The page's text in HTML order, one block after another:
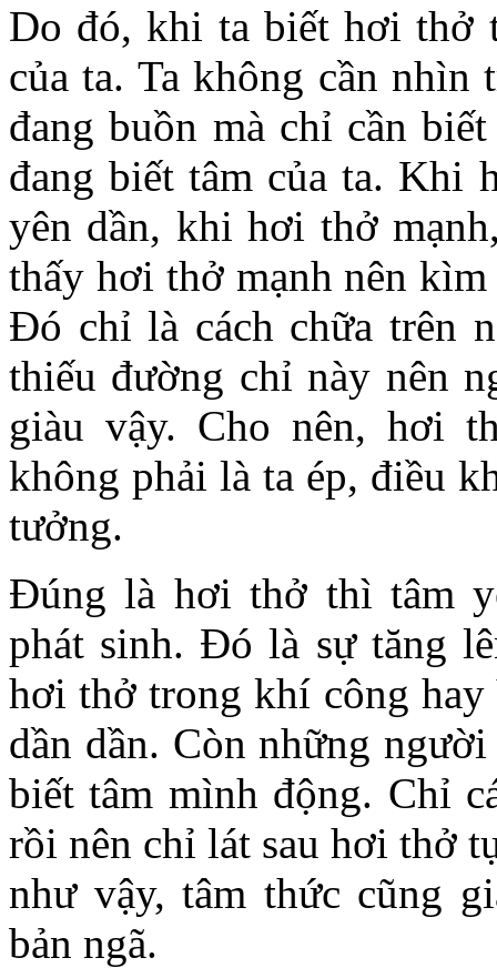
Do đó, khi ta biết hơi thở
của ta. Ta không cần
đang buồn mà chỉ cần
đang biết tâm của ta. Khi
yên dần, khi hơi thở
thấy hơi thở mạnh nên
Đó chỉ là cách chữa trên
thiếu đường chỉ này nên
giàu vậy. Cho nên, hơi
không phải là ta ép, điều
tưởng.
Đúng là hơi thở thì tâm
phát sinh. Đó là sự tăng
hơi thở trong khí công hay
dần dần. Còn những
biết tâm mình động. Chỉ
rồi nên chỉ lát sau hơi thở
như vậy, tâm thức cũng
bản ngã.